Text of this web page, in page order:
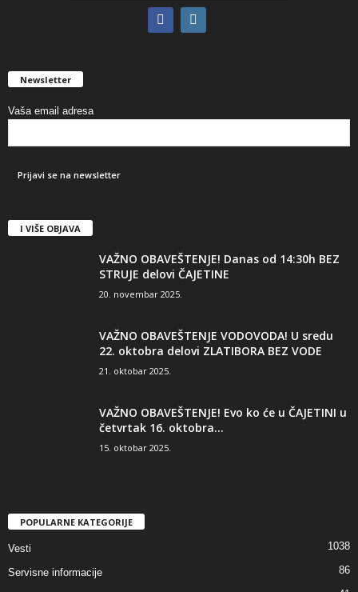
Newsletter
Vaša email adresa
I VIŠE OBJAVA
VAŽNO OBAVEŠTENJE! Danas od 14:30h BEZ
STRUJE delovi ČAJETINE
20. novembar 2025.
VAŽNO OBAVEŠTENJE VODOVODA! U sredu
22. oktobra delovi ZLATIBORA BEZ VODE
21. oktobar 2025.
VAŽNO OBAVEŠTENJE! Evo ko će u ČAJETINI u
četvrtak 16. oktobra...
15. oktobar 2025.
POPULARNE KATEGORIJE
Vesti 1038
Servisne informacije 86